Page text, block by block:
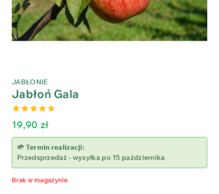
JABŁONIE
Jabłoń Gala
4.64out
of 5
19,90 zł
🌱 Termin realizacji:
Przedsprzedaż - wysyłka po 15 października
Brak w magazynie